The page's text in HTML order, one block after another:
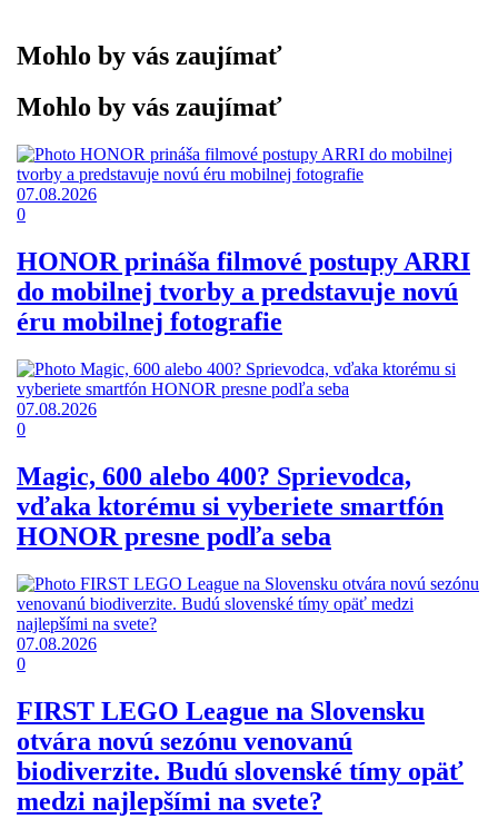
Mohlo by vás zaujímať
Mohlo by vás zaujímať
07.08.2026
0
HONOR prináša filmové postupy ARRI
do mobilnej tvorby a predstavuje novú
éru mobilnej fotografie
07.08.2026
0
Magic, 600 alebo 400? Sprievodca,
vďaka ktorému si vyberiete smartfón
HONOR presne podľa seba
07.08.2026
0
FIRST LEGO League na Slovensku
otvára novú sezónu venovanú
biodiverzite. Budú slovenské tímy opäť
medzi najlepšími na svete?